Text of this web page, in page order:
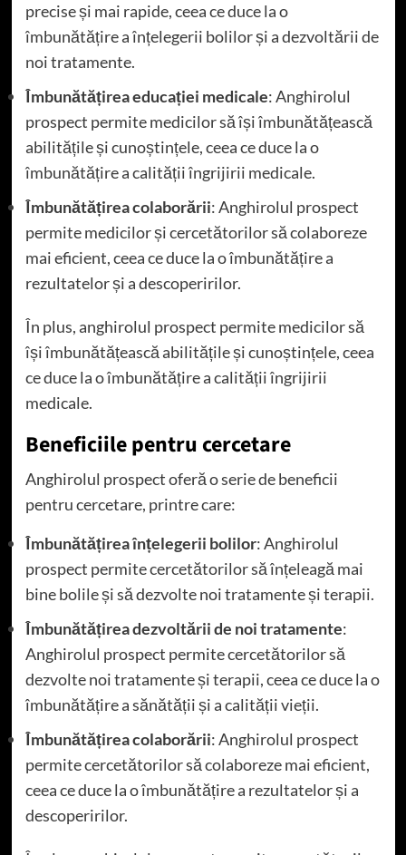
precise și mai rapide, ceea ce duce la o
îmbunătățire a înțelegerii bolilor și a dezvoltării de
noi tratamente.
Îmbunătățirea educației medicale: Anghirolul
prospect permite medicilor să își îmbunătățească
abilitățile și cunoștințele, ceea ce duce la o
îmbunătățire a calității îngrijirii medicale.
Îmbunătățirea colaborării: Anghirolul prospect
permite medicilor și cercetătorilor să colaboreze
mai eficient, ceea ce duce la o îmbunătățire a
rezultatelor și a descoperirilor.
În plus, anghirolul prospect permite medicilor să
își îmbunătățească abilitățile și cunoștințele, ceea
ce duce la o îmbunătățire a calității îngrijirii
medicale.
Beneficiile pentru cercetare
Anghirolul prospect oferă o serie de beneficii
pentru cercetare, printre care:
Îmbunătățirea înțelegerii bolilor: Anghirolul
prospect permite cercetătorilor să înțeleagă mai
bine bolile și să dezvolte noi tratamente și terapii.
Îmbunătățirea dezvoltării de noi tratamente:
Anghirolul prospect permite cercetătorilor să
dezvolte noi tratamente și terapii, ceea ce duce la o
îmbunătățire a sănătății și a calității vieții.
Îmbunătățirea colaborării: Anghirolul prospect
permite cercetătorilor să colaboreze mai eficient,
ceea ce duce la o îmbunătățire a rezultatelor și a
descoperirilor.